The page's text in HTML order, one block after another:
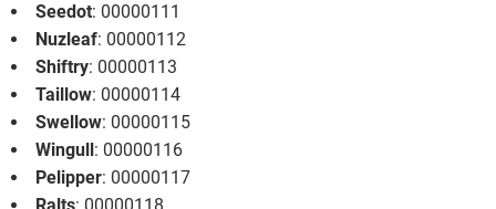
Seedot: 00000111
Nuzleaf: 00000112
Shiftry: 00000113
Taillow: 00000114
Swellow: 00000115
Wingull: 00000116
Pelipper: 00000117